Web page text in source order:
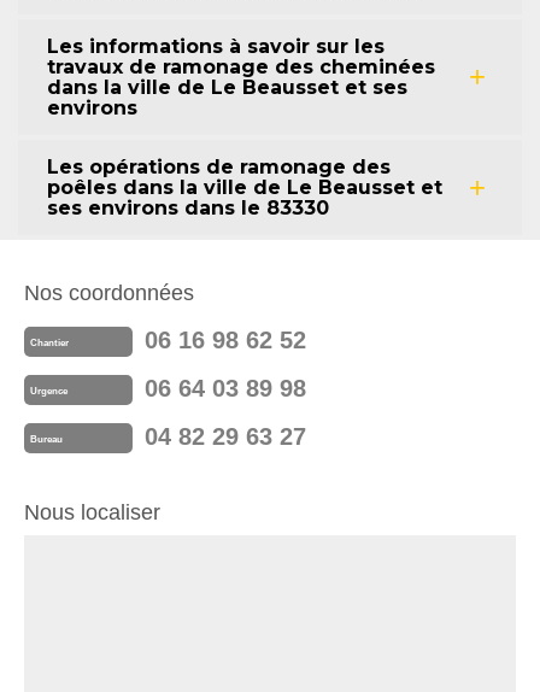
Les informations à savoir sur les
travaux de ramonage des cheminées
dans la ville de Le Beausset et ses
environs
Les opérations de ramonage des
poêles dans la ville de Le Beausset et
ses environs dans le 83330
Nos coordonnées
Chantier 06 16 98 62 52
Urgence 06 64 03 89 98
Bureau 04 82 29 63 27
Nous localiser